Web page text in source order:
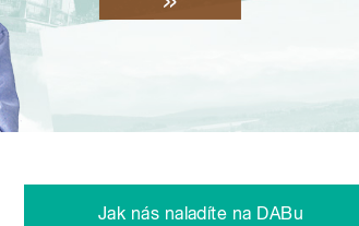
Jak nás naladíte na DABu